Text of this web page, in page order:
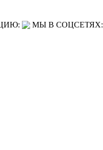
МЫ В СОЦСЕТЯХ: